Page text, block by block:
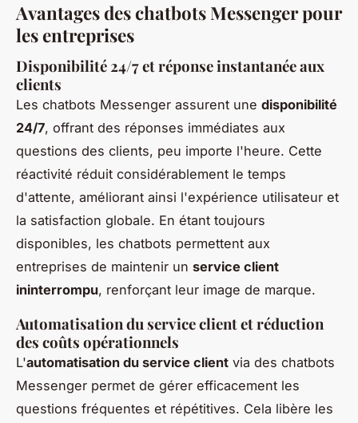
Avantages des chatbots Messenger pour
les entreprises
Disponibilité 24/7 et réponse instantanée aux
clients
Les chatbots Messenger assurent une disponibilité
24/7, offrant des réponses immédiates aux
questions des clients, peu importe l'heure. Cette
réactivité réduit considérablement le temps
d'attente, améliorant ainsi l'expérience utilisateur et
la satisfaction globale. En étant toujours
disponibles, les chatbots permettent aux
entreprises de maintenir un service client
ininterrompu, renforçant leur image de marque.
Automatisation du service client et réduction
des coûts opérationnels
L'automatisation du service client via des chatbots
Messenger permet de gérer efficacement les
questions fréquentes et répétitives. Cela libère les